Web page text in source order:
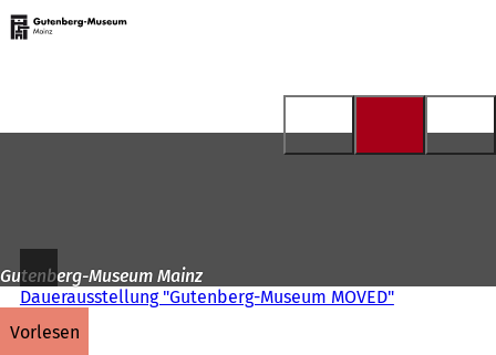
Inhalt anspringen
Zur
Startseite
Gutenberg-Museum Mainz
Dauerausstellung "Gutenberg-Museum MOVED"
vorlesen